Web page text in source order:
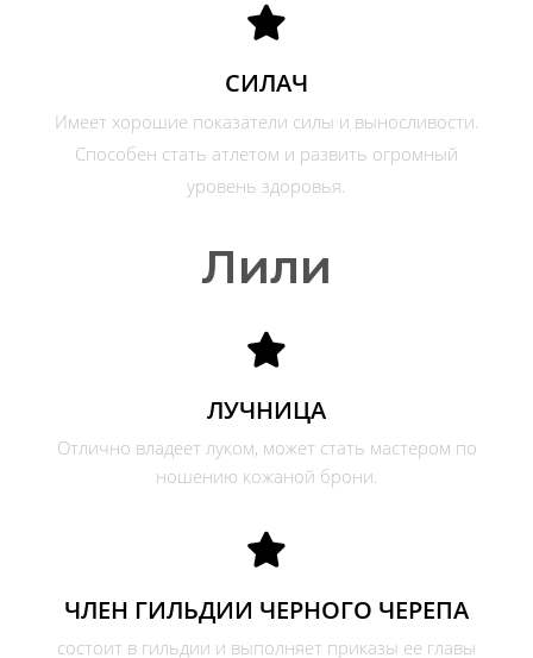
СИЛАЧ
Имеет хорошие показатели силы и выносливости.
Способен стать атлетом и развить огромный
уровень здоровья.
Лили
ЛУЧНИЦА
Отлично владеет луком, может стать мастером по
ношению кожаной брони.
ЧЛЕН ГИЛЬДИИ ЧЕРНОГО ЧЕРЕПА
состоит в гильдии и выполняет приказы ее главы